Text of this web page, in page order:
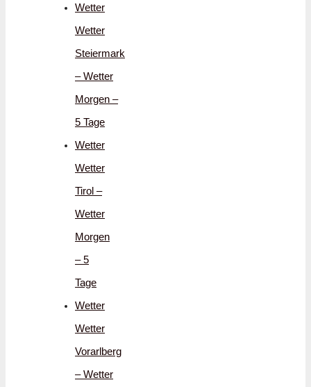
Wetter
Wetter
Steiermark
– Wetter
Morgen –
5 Tage
Wetter
Wetter
Tirol –
Wetter
Morgen
– 5
Tage
Wetter
Wetter
Vorarlberg
– Wetter